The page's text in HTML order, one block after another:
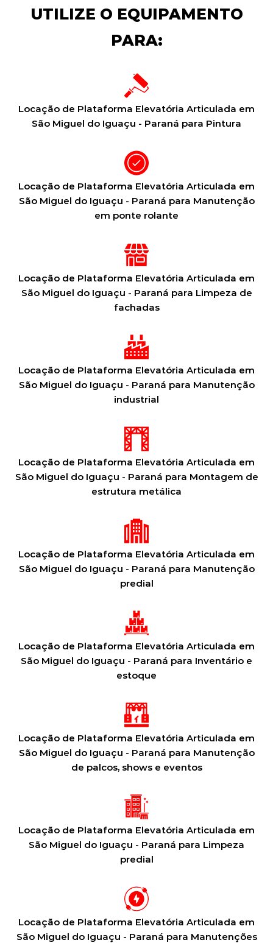
UTILIZE O EQUIPAMENTO
PARA:
Locação de Plataforma Elevatória Articulada em
São Miguel do Iguaçu - Paraná para Pintura
Locação de Plataforma Elevatória Articulada em
São Miguel do Iguaçu - Paraná para Manutenção
em ponte rolante
Locação de Plataforma Elevatória Articulada em
São Miguel do Iguaçu - Paraná para Limpeza de
fachadas
Locação de Plataforma Elevatória Articulada em
São Miguel do Iguaçu - Paraná para Manutenção
industrial
Locação de Plataforma Elevatória Articulada em
São Miguel do Iguaçu - Paraná para Montagem de
estrutura metálica
Locação de Plataforma Elevatória Articulada em
São Miguel do Iguaçu - Paraná para Manutenção
predial
Locação de Plataforma Elevatória Articulada em
São Miguel do Iguaçu - Paraná para Inventário e
estoque
Locação de Plataforma Elevatória Articulada em
São Miguel do Iguaçu - Paraná para Manutenção
de palcos, shows e eventos
Locação de Plataforma Elevatória Articulada em
São Miguel do Iguaçu - Paraná para Limpeza
predial
Locação de Plataforma Elevatória Articulada em
São Miguel do Iguaçu - Paraná para Manutenções